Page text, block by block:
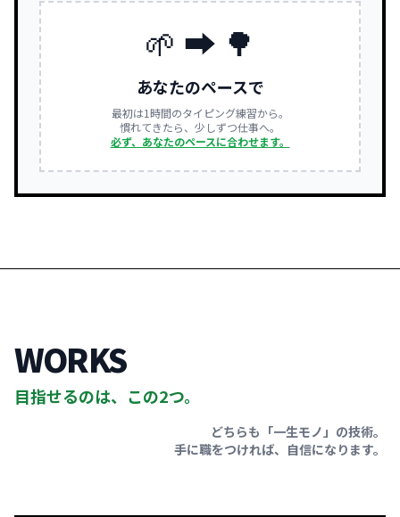
🌱 ➡ 🌳
あなたのペースで
最初は1時間のタイピング練習から。
慣れてきたら、少しずつ仕事へ。
必ず、あなたのペースに合わせます。
WORKS
目指せるのは、この2つ。
どちらも「一生モノ」の技術。
手に職をつければ、自信になります。